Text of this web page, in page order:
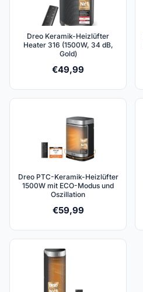
Dreo Keramik-Heizlüfter
Heater 316 (1500W, 34 dB,
Gold)
€49,99
Dreo PTC-Keramik-Heizlüfter
1500W mit ECO-Modus und
Oszillation
€59,99